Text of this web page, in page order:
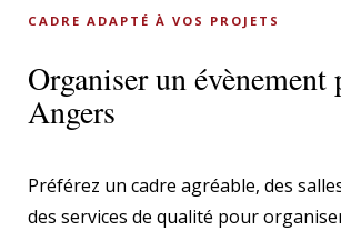
CADRE ADAPTÉ À VOS PROJETS
Organiser un évènement
Angers
Préférez un cadre agréable, des
des services de qualité pour